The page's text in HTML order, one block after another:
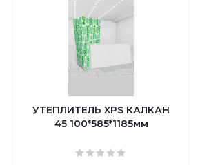
УТЕПЛИТЕЛЬ XPS КАЛКАН
45 100*585*1185мм